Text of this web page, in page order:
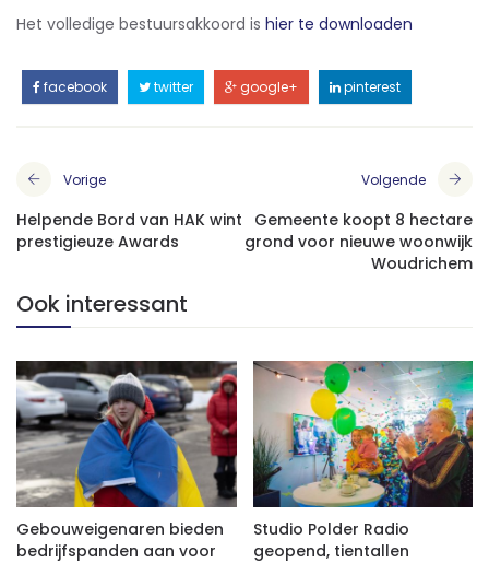
Het volledige bestuursakkoord is hier te downloaden
facebook twitter google+ pinterest
Vorige
Helpende Bord van HAK wint
prestigieuze Awards
Volgende
Gemeente koopt 8 hectare
grond voor nieuwe woonwijk
Woudrichem
Ook interessant
Gebouweigenaren bieden
bedrijfspanden aan voor
Studio Polder Radio
geopend, tientallen